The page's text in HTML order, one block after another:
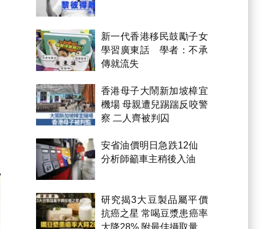
新一代香港移民鼓勵子女
學習廣東話 學者：不承
傳就流失
香港母子大鬧新加坡樟宜
機場 母親遭兒踢踹反咬警
察 二人齊被判囚
安省油價明日急跌12仙
分析師籲車主稍後入油
研究揭3大豆製品屬平價
抗癌之星 常喝豆漿患癌率
大降28% 附最佳攝取量